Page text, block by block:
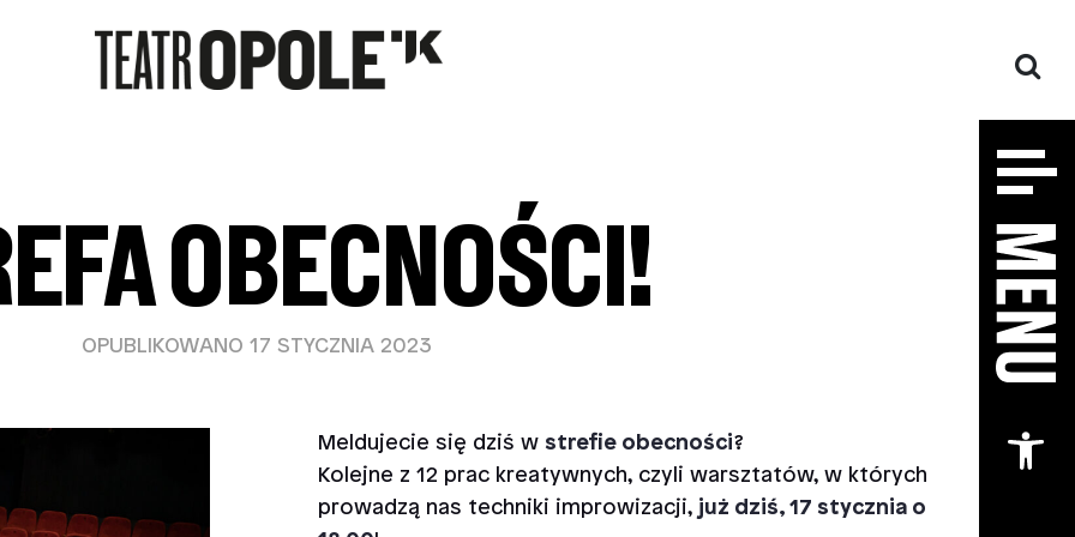
OBECNOŚCI!
OPUBLIKOWANO 17 STYCZNIA 2023
Meldujecie się dziś w strefie obecności?
Kolejne z 12 prac kreatywnych, czyli warsztatów, w których
prowadzą nas techniki improwizacji, już dziś, 17 stycznia o